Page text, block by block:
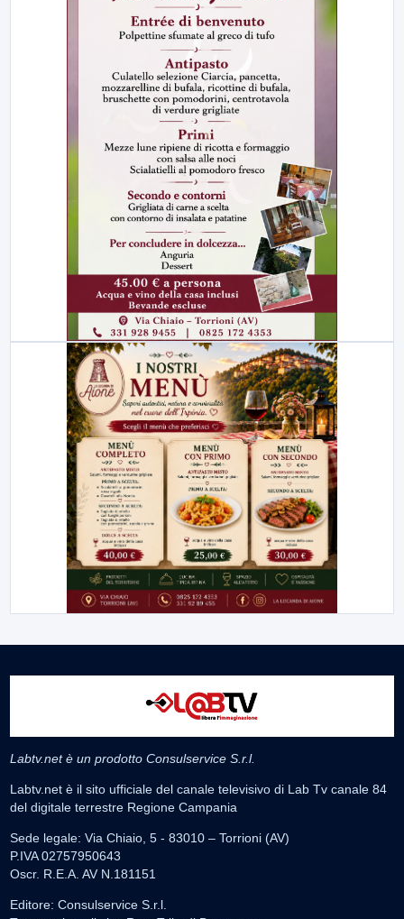
Labtv.net è un prodotto Consulservice S.r.l.
Labtv.net è il sito ufficiale del canale televisivo di Lab Tv canale 84
del digitale terrestre Regione Campania
Sede legale: Via Chiaio, 5 - 83010 – Torrioni (AV)
P.IVA 02757950643
Oscr. R.E.A. AV N.181151
Editore: Consulservice S.r.l.